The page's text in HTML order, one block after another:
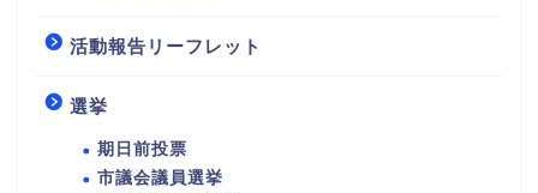
活動報告リーフレット
選挙
期日前投票
市議会議員選挙